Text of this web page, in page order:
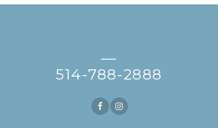
—
514-788-2888